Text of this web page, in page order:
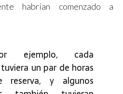
habrían comenzado a
ejemplo, cada
un par de horas
y algunos